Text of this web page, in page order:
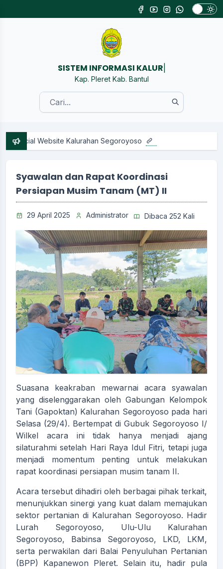
SISTEM|
Kap. Pleret Kab. Bantul
Website Kalurahan Segoroyoso
Syawalan dan Rapat Koordinasi
Persiapan Musim Tanam (MT) II
29 April 2025 Administrator Dibaca 252 Kali
Suasana keakraban mewarnai acara syawalan
yang diselenggarakan oleh Gabungan Kelompok
Tani (Gapoktan) Kalurahan Segoroyoso pada hari
Selasa (29/4). Bertempat di Gubuk Segoroyoso I/
Wilkel acara ini tidak hanya menjadi ajang
silaturahmi setelah Hari Raya Idul Fitri, tetapi juga
menjadi momentum penting untuk melakukan
rapat koordinasi persiapan musim tanam II.
Acara tersebut dihadiri oleh berbagai pihak terkait,
menunjukkan sinergi yang kuat dalam memajukan
sektor pertanian di Kalurahan Segoroyoso. Hadir
Lurah Segoroyoso, Ulu-Ulu Kalurahan
Segoroyoso, Babinsa Segoroyoso, LKD, LKM,
serta perwakilan dari Balai Penyuluhan Pertanian
(BPP) Kapanewon Pleret. Selain itu, hadir pula